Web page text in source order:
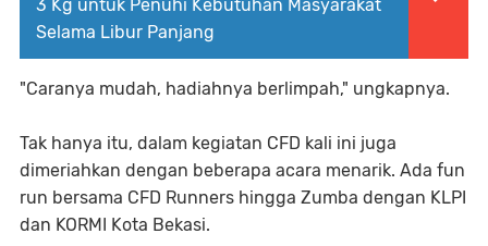
3 Kg untuk Penuhi Kebutuhan Masyarakat
Selama Libur Panjang
"Caranya mudah, hadiahnya berlimpah," ungkapnya.
Tak hanya itu, dalam kegiatan CFD kali ini juga
dimeriahkan dengan beberapa acara menarik. Ada fun
run bersama CFD Runners hingga Zumba dengan KLPI
dan KORMI Kota Bekasi.